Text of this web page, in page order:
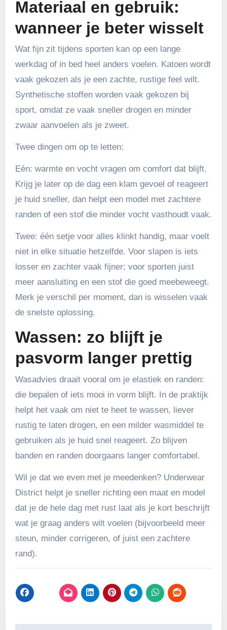
Materiaal en gebruik:
wanneer je beter wisselt
Wat fijn zit tijdens sporten kan op een lange
werkdag of in bed heel anders voelen. Katoen wordt
vaak gekozen als je een zachte, rustige feel wilt.
Synthetische stoffen worden vaak gekozen bij
sport, omdat ze vaak sneller drogen en minder
zwaar aanvoelen als je zweet.
Twee dingen om op te letten:
Eén: warmte en vocht vragen om comfort dat blijft.
Krijg je later op de dag een klam gevoel of reageert
je huid sneller, dan helpt een model met zachtere
randen of een stof die minder vocht vasthoudt vaak.
Twee: één setje voor alles klinkt handig, maar voelt
niet in elke situatie hetzelfde. Voor slapen is iets
losser en zachter vaak fijner; voor sporten juist
meer aansluiting en een stof die goed meebeweegt.
Merk je verschil per moment, dan is wisselen vaak
de snelste oplossing.
Wassen: zo blijft je
pasvorm langer prettig
Wasadvies draait vooral om je elastiek en randen:
die bepalen of iets mooi in vorm blijft. In de praktijk
helpt het vaak om niet te heet te wassen, liever
rustig te laten drogen, en een milder wasmiddel te
gebruiken als je huid snel reageert. Zo blijven
banden en randen doorgaans langer comfortabel.
Wil je dat we even met je meedenken? Underwear
District helpt je sneller richting een maat en model
dat je de hele dag met rust laat als je kort beschrijft
wat je graag anders wilt voelen (bijvoorbeeld meer
steun, minder corrigeren, of juist een zachtere
rand).